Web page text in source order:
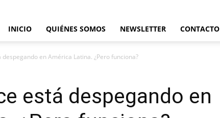
INICIO QUIÉNES SOMOS NEWSLETTER CONTACTO
en América Latina. ¿Pero funciona?
está despegando en